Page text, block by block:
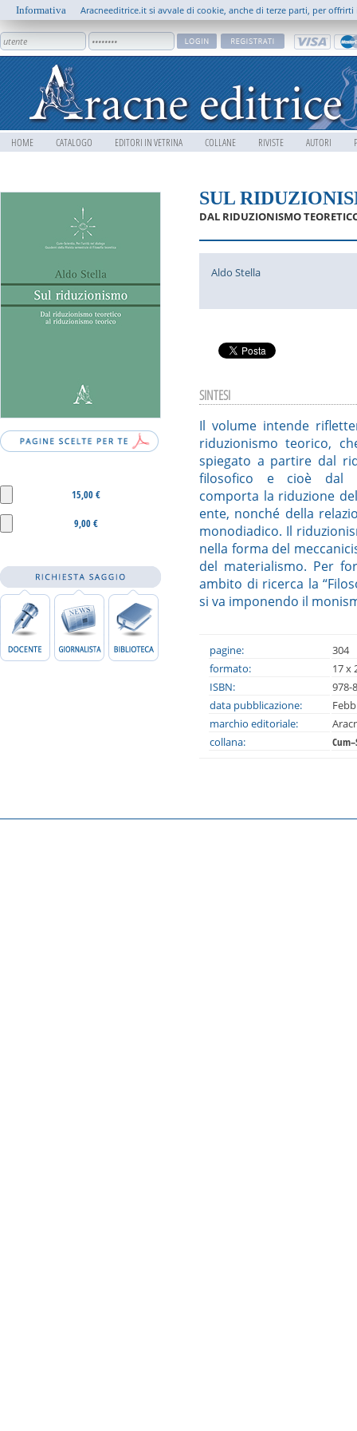
HOME CATALOGO EDITORI IN VETRINA COLLANE RIVISTE AUTORI
SUL
DAL RIDUZIONISMO
15,00 €
9,00 €
Aldo Stella
SINTESI
Il volume intende
riduzionismo teorico,
spiegato a partire dal
filosofico e cioè dal
comporta la riduzione
ente, nonché della
monodiadico. Il
nella forma del
del materialismo. Per
ambito di ricerca la
si va imponendo il
pagine:
304
formato:
17 x
ISBN:
978-
data pubblicazione:
marchio editoriale:
collana:
Informativa Aracneeditrice.it si avvale di cookie, anche di terze parti, per